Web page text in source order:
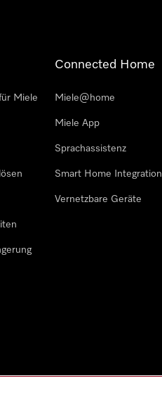
Miele
Connected Home
Miele@home
Miele App
Sprachassistenz
Smart Home Integration
Vernetzbare Geräte